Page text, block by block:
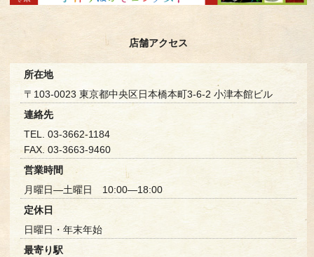
店舗アクセス
所在地
〒103-0023 東京都中央区日本橋本町3-6-2 小津本館ビル
連絡先
TEL. 03-3662-1184
FAX. 03-3663-9460
営業時間
月曜日—土曜日 10:00—18:00
定休日
日曜日・年末年始
最寄り駅